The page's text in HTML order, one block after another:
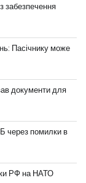
забезпечення
Пасічнику може
документи для
через помилки в
РФ на НАТО